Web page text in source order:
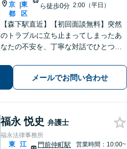
京
都
|東
区
ら徒歩0分 2:00（平日）
【森下駅直近】【初回面談無料】突然
のトラブルに立ち止まってしまったあ
なたの不安を、丁寧な対話でひとつず
要望に合わせた柔軟な対応を徹底。納
得して次の一歩を踏み出せるよう全力
で寄り添います。【弁護士直通・LINE
相談可】
メールでお問い合わせ
福永 悦史 弁護士
福永法律事務所
東
江
門前仲町駅
営業時間：10:00~